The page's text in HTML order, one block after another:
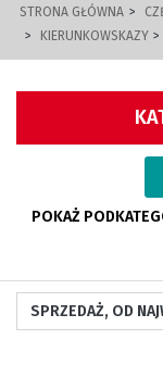
STRONA GŁÓWNA
KIERUNKOWSKAZY
POKAŻ